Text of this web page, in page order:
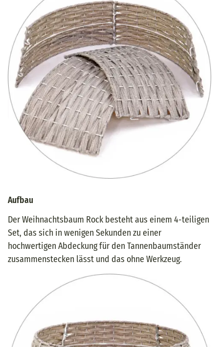
Aufbau
Der Weihnachtsbaum Rock besteht aus einem 4-teiligen
Set, das sich in wenigen Sekunden zu einer
hochwertigen Abdeckung für den Tannenbaumständer
zusammenstecken lässt und das ohne Werkzeug.